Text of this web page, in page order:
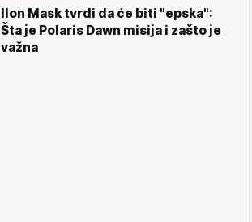
Ilon Mask tvrdi da će biti "epska":
Šta je Polaris Dawn misija i zašto je
važna